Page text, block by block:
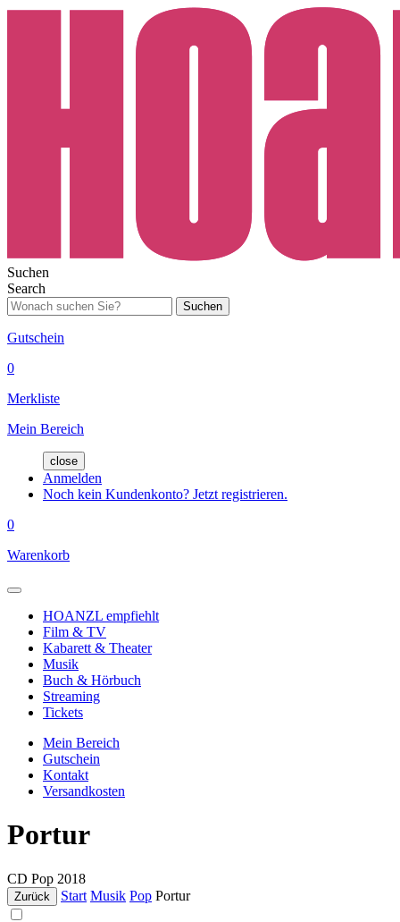
Suchen
Search
Suchen
Gutschein
0
Merkliste
Mein Bereich
close
Anmelden
Noch kein Kundenkonto? Jetzt registrieren.
0
Warenkorb
HOANZL empfiehlt
Film & TV
Kabarett & Theater
Musik
Buch & Hörbuch
Streaming
Tickets
Mein Bereich
Gutschein
Kontakt
Versandkosten
Portur
CD Pop 2018
Zurück Start Musik Pop Portur